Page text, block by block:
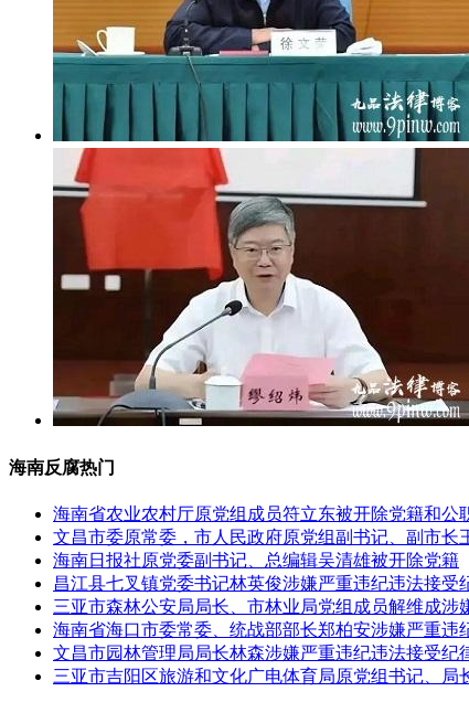
海南反腐热门
海南省农业农村厅原党组成员符立东被开除党籍和公
文昌市委原常委，市人民政府原党组副书记、副市长
海南日报社原党委副书记、总编辑吴清雄被开除党籍
昌江县七叉镇党委书记林英俊涉嫌严重违纪违法接受
三亚市森林公安局局长、市林业局党组成员解维成
海南省海口市委常委、统战部部长郑柏安涉嫌严重违
文昌市园林管理局局长林森涉嫌严重违纪违法接受纪
三亚市吉阳区旅游和文化广电体育局原党组书记、